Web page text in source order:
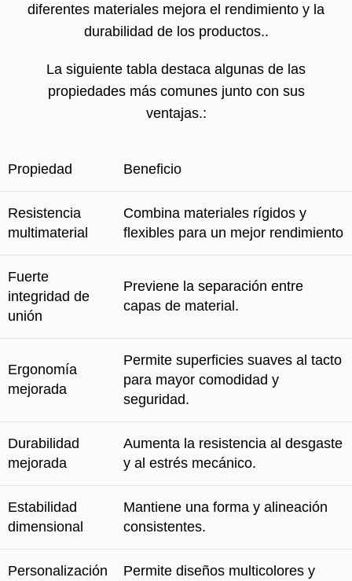
diferentes materiales mejora el rendimiento y la
durabilidad de los productos..
La siguiente tabla destaca algunas de las
propiedades más comunes junto con sus
ventajas.:
Propiedad Beneficio
Resistencia
multimaterial
Combina materiales rígidos y
flexibles para un mejor rendimiento
Fuerte
integridad de
unión
Previene la separación entre
capas de material.
Ergonomía
mejorada
Permite superficies suaves al tacto
para mayor comodidad y
seguridad.
Durabilidad
mejorada
Aumenta la resistencia al desgaste
y al estrés mecánico.
Estabilidad
dimensional
Mantiene una forma y alineación
consistentes.
Personalización
Permite diseños multicolores y